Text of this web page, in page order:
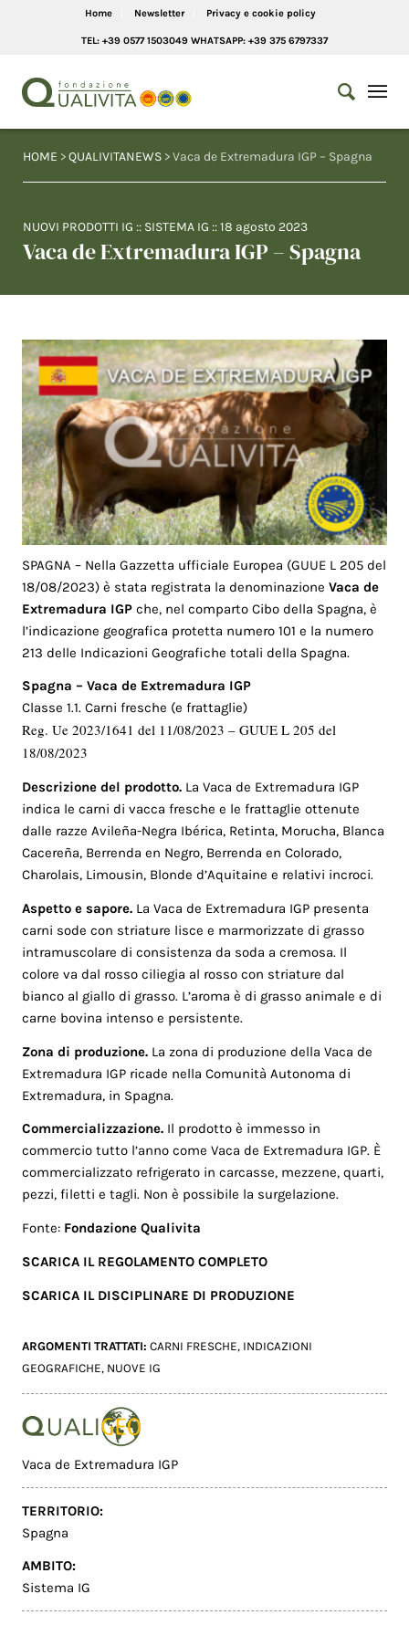
Home Newsletter Privacy e cookie policy
TEL: +39 0577 1503049 WHATSAPP: +39 375 6797337
HOME >QUALIVITANEWS > Vaca de Extremadura IGP – Spagna
NUOVI PRODOTTI IG :: SISTEMA IG ::18 agosto 2023
Vaca de Extremadura IGP – Spagna
SPAGNA – Nella Gazzetta ufficiale Europea (GUUE L 205 del
18/08/2023) è stata registrata la denominazioneVaca de
Extremadura IGP che, nel comparto Cibo della Spagna, è
l’indicazione geografica protetta numero 101 e la numero
213 delle Indicazioni Geografiche totali della Spagna.
Spagna – Vaca de Extremadura IGP
Classe 1.1. Carni fresche (e frattaglie)
Reg. Ue 2023/1641 del 11/08/2023 – GUUE L 205 del
18/08/2023
Descrizione del prodotto. La Vaca de Extremadura IGP
indica le carni di vacca fresche e le frattaglie ottenute
dalle razze Avileña-Negra Ibérica, Retinta, Morucha, Blanca
Cacereña, Berrenda en Negro, Berrenda en Colorado,
Charolais, Limousin, Blonde d’Aquitaine e relativi incroci.
Aspetto e sapore. La Vaca de Extremadura IGP presenta
carni sode con striature lisce e marmorizzate di grasso
intramuscolare di consistenza da soda a cremosa. Il
colore va dal rosso ciliegia al rosso con striature dal
bianco al giallo di grasso. L’aroma è di grasso animale e di
carne bovina intenso e persistente.
Zona di produzione. La zona di produzione della Vaca de
Extremadura IGP ricade nella Comunità Autonoma di
Extremadura, in Spagna.
Commercializzazione. Il prodotto è immesso in
commercio tutto l’anno come Vaca de Extremadura IGP. È
commercializzato refrigerato in carcasse, mezzene, quarti,
pezzi, filetti e tagli. Non è possibile la surgelazione.
Fonte: Fondazione Qualivita
SCARICA IL REGOLAMENTO COMPLETO
SCARICA IL DISCIPLINARE DI PRODUZIONE
ARGOMENTI TRATTATI:CARNI FRESCHE, INDICAZIONI
GEOGRAFICHE, NUOVE IG
Vaca de Extremadura IGP
TERRITORIO:
Spagna
AMBITO:
Sistema IG